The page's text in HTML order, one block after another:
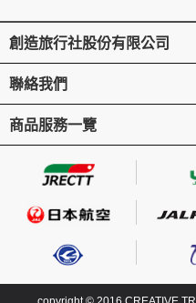
創造旅行社股份有限公司
聯絡我們
商品服務一覽